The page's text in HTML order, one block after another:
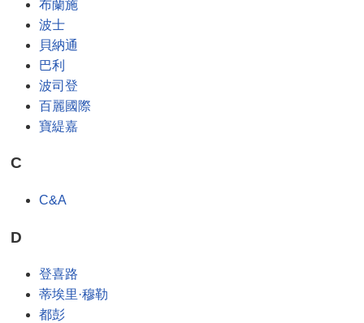
布蘭施
波士
貝納通
巴利
波司登
百麗國際
寶緹嘉
C
C&A
D
登喜路
蒂埃里·穆勒
都彭